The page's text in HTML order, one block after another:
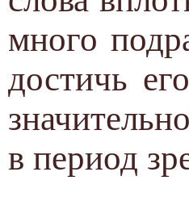
много
достичь
в период